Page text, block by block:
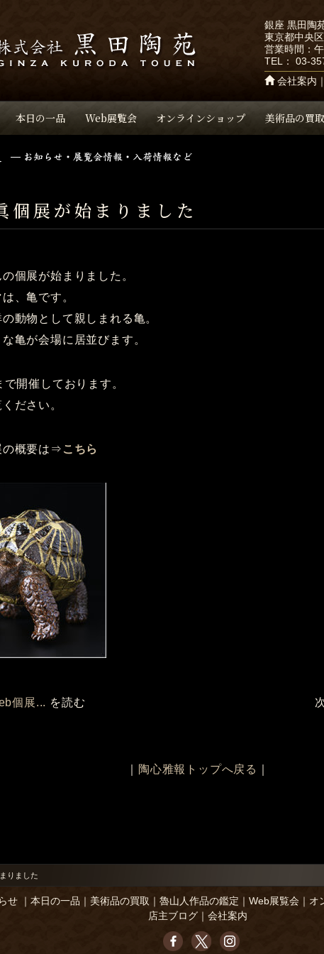
本日の一品 Web展覧会 オンラインショップ 美術品の買取
銀座 黒田陶
東京都中央
営業時間：
TEL： 03-
会社案内
個展が始まりました
個展が始まりました。
、亀です。
動物として親しまれる亀。
亀が会場に居並びます。
開催しております。
ださい。
の概要は⇒ こちら
個展... を読む
陶心雅報トップへ戻る
りました
せ｜ 本日の一品 美術品の買取 魯山人作品の鑑定 Web展覧会 オ
店主ブログ
会社案内